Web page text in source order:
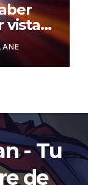
vistazo
- Tu
de